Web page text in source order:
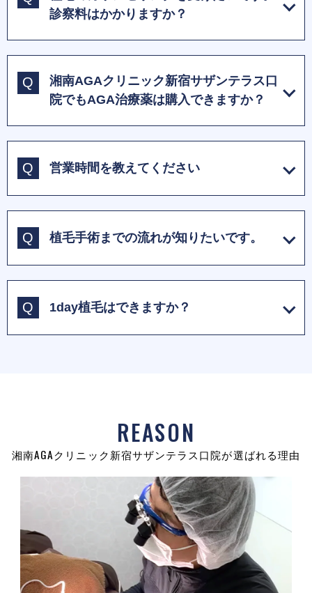
診察料はかかりますか？
湘南AGAクリニック新宿サザンテラス口
院でもAGA治療薬は購入できますか？
営業時間を教えてください
植毛手術までの流れが知りたいです。
1day植毛はできますか？
REASON
湘南AGAクリニック新宿サザンテラス口院が選ばれる理由